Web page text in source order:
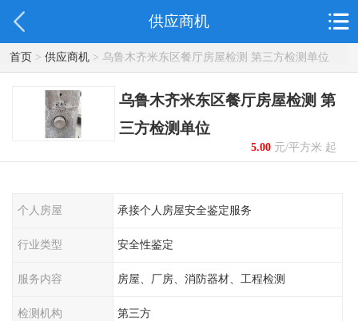
供应商机
首页> 供应商机> 乌鲁木齐米东区餐厅房屋检测 第三方检测单位
乌鲁木齐米东区餐厅房屋检测 第
三方检测单位
5.00元/平方米 起
个人房屋 承接个人房屋安全鉴定服务
行业类型 安全性鉴定
服务内容 房屋、厂房、消防器材、工程检测
检测机构 第三方